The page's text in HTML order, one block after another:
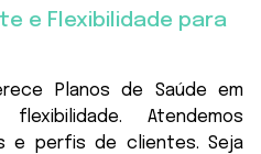
e Flexibilidade para
Planos de Saúde em
Atendemos
e perfis de clientes. Seja